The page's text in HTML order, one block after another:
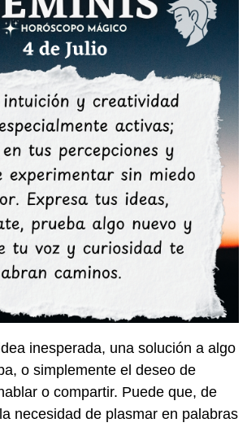
inesperada, una solución a algo
o simplemente el deseo de
o compartir. Puede que, de
necesidad de plasmar en palabras